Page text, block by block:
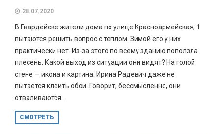
28.07.2020
В Гвардейске жители дома по улице Красноармейская, 1
пытаются решить вопрос с теплом. Зимой его у них
практически нет. Из-за этого по всему зданию поползла
плесень. Какой выход из ситуации они видят? На голой
стене — икона и картина. Ирина Радевич даже не
пытается клеить обои. Говорит, бессмысленно, они
отваливаются....
СМОТРЕТЬ